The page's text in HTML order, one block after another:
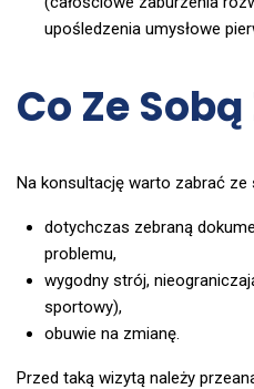
upośledzenia umysłowe
Co Ze
Na konsultację warto zabrać ze
dotychczas zebraną
problemu,
wygodny strój,
sportowy),
obuwie na zmianę.
Przed taką wizytą należy